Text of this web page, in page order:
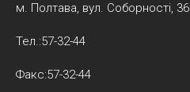
м. Полтава, вул. Соборності, 36
Тел.:57-32-44
Факс:57-32-44